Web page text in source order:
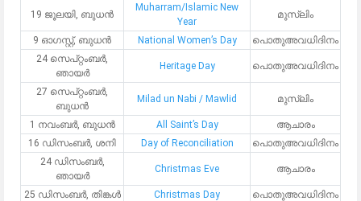
19 ജൂലയി, ബുധന്‍
Muharram/Islamic New
Year
മുസ്ലിം
9 ഓഗസ്റ്റ്, ബുധന്‍ National Women’s Day
പൊതുഅവധിദിനം
24 സെപ്റ്റംബർ,
ഞായർ
Heritage Day പൊതുഅവധിദിനം
27 സെപ്റ്റംബർ,
ബുധന്‍
Milad un Nabi / Mawlid മുസ്ലിം
1 നവംബർ, ബുധന്‍ All Saint’s Day
ആചാരം
16 ഡിസംബർ, ശനി
Day of Reconciliation
പൊതുഅവധിദിനം
24 ഡിസംബർ,
ഞായർ
Christmas Eve ആചാരം
25 ഡിസംബർ, തിങ്കള്‍ Christmas Day
പൊതുഅവധിദിനം